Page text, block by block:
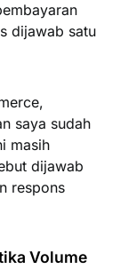
dijawab satu
saya sudah
masih
dijawab
respons
Volume